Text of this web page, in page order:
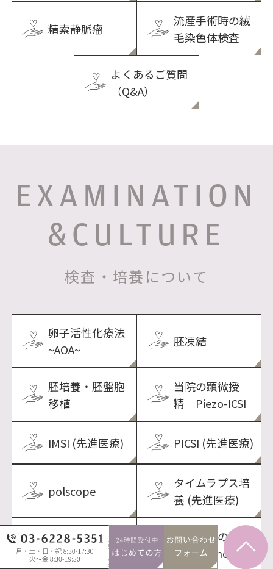
精索静脈瘤
流産手術時の絨
毛染色体検査
よくあるご質問
（Q&A）
EXAMINATION
&CULTURE
検査・培養について
卵子活性化療法
~AOA~
胚凍結
胚培養・胚盤胞
移植
当院の顕微授
精 Piezo-ICSI
IMSI (先進医療) PICSI (先進医療)
polscope
タイムラプス培
養 (先進医療)
精液検査・精子
DNA断片化検査
精子調整のこだ
わり(Zymot)(先